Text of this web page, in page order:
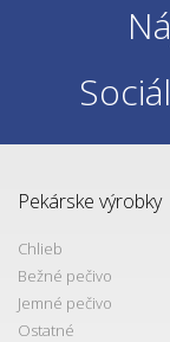
Pekárske výrobky
Chlieb
Bežné pečivo
Jemné pečivo
Ostatné